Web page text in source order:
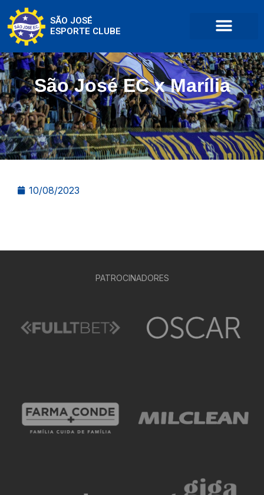
SÃO JOSÉ
ESPORTE CLUBE
São José EC x Marília
10/08/2023
PATROCINADORES